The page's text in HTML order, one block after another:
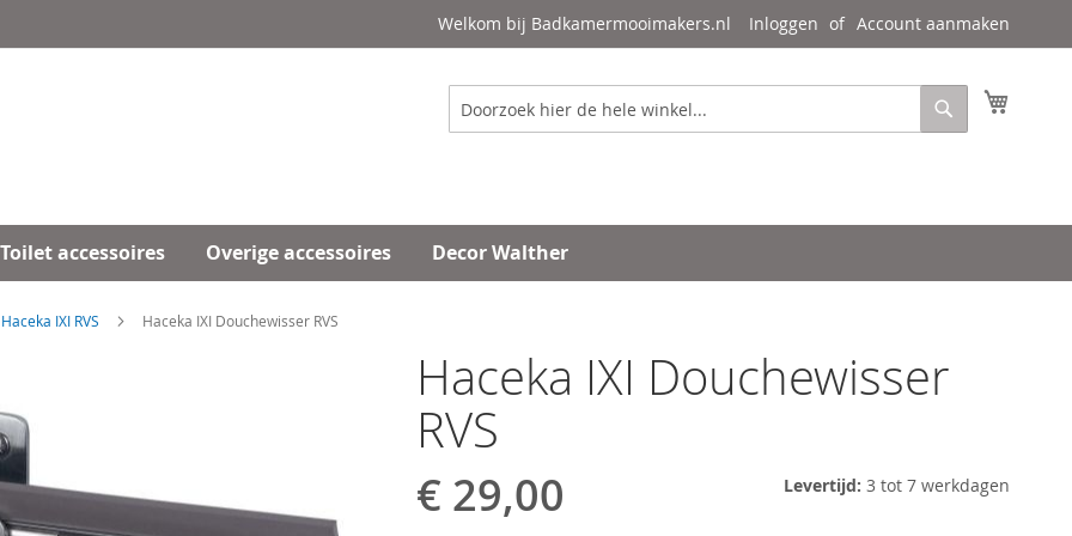
Welkom bij Badkamermooimakers.nl Inloggen Account aanmaken
Zoeken
Zoeken
Toilet accessoires Overige accessoires Decor Walther
Haceka IXI RVS Haceka IXI Douchewisser RVS
Haceka IXI Douchewisser
RVS
€ 29,00 Levertijd: 3 tot 7 werkdagen